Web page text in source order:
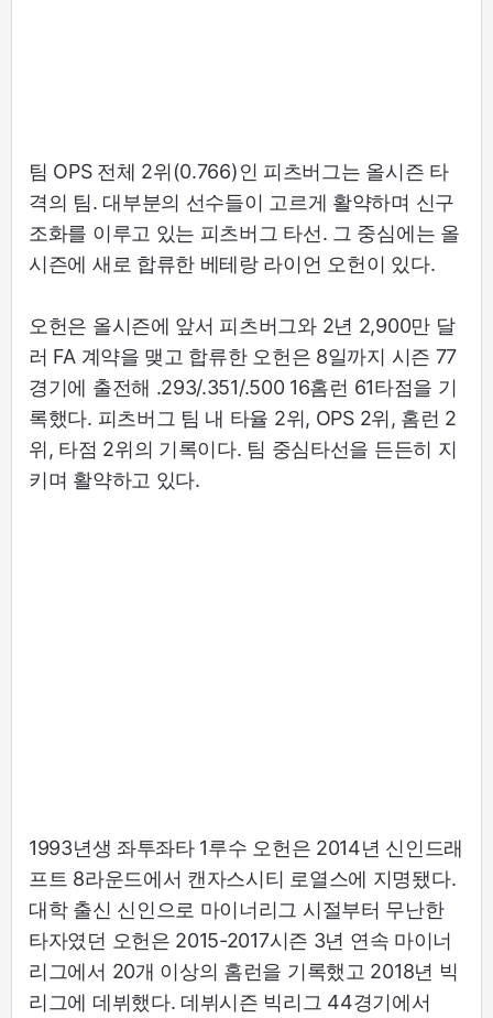
팀 OPS 전체 2위(0.766)인 피츠버그는 올시즌 타
격의 팀. 대부분의 선수들이 고르게 활약하며 신구
조화를 이루고 있는 피츠버그 타선. 그 중심에는 올
시즌에 새로 합류한 베테랑 라이언 오헌이 있다.
오헌은 올시즌에 앞서 피츠버그와 2년 2,900만 달
러 FA 계약을 맺고 합류한 오헌은 8일까지 시즌 77
경기에 출전해 .293/.351/.500 16홈런 61타점을 기
록했다. 피츠버그 팀 내 타율 2위, OPS 2위, 홈런 2
위, 타점 2위의 기록이다. 팀 중심타선을 든든히 지
키며 활약하고 있다.
1993년생 좌투좌타 1루수 오헌은 2014년 신인드래
프트 8라운드에서 캔자스시티 로열스에 지명됐다.
대학 출신 신인으로 마이너리그 시절부터 무난한
타자였던 오헌은 2015-2017시즌 3년 연속 마이너
리그에서 20개 이상의 홈런을 기록했고 2018년 빅
리그에 데뷔했다. 데뷔시즌 빅리그 44경기에서